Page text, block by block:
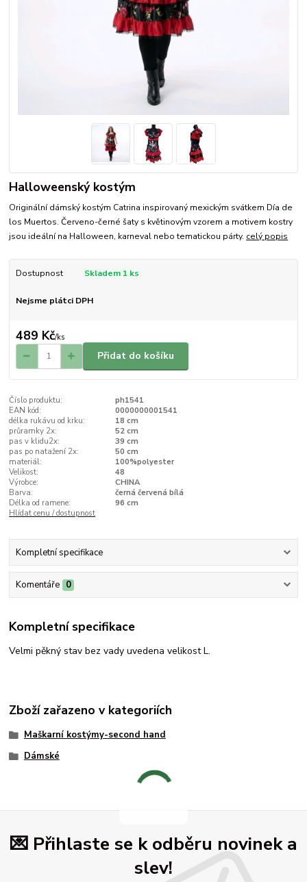
Halloweenský kostým
Originální dámský kostým Catrina inspirovaný mexickým svátkem Día de
los Muertos. Červeno-černé šaty s květinovým vzorem a motivem kostry
jsou ideální na Halloween, karneval nebo tematickou párty. celý popis
Dostupnost Skladem 1 ks
Nejsme plátci DPH
489 Kč/ks
Přidat do košíku
Číslo produktu:
ph1541
EAN kód:
0000000001541
délka rukávu od krku:
18 cm
průramky 2x:
52 cm
pas v klidu2x:
39 cm
pas po natažení 2x:
50 cm
materiál:
100%polyester
Velikost:
48
Výrobce:
CHINA
Barva:
černá červená bílá
Délka od ramene:
96 cm
Hlídat cenu / dostupnost
Kompletní specifikace
Komentáře 0
Kompletní specifikace
Velmi pěkný stav bez vady uvedena velikost L.
Zboží zařazeno v kategoriích
Maškarní kostýmy-second hand
Dámské
💌 Přihlaste se k odběru novinek a
slev!